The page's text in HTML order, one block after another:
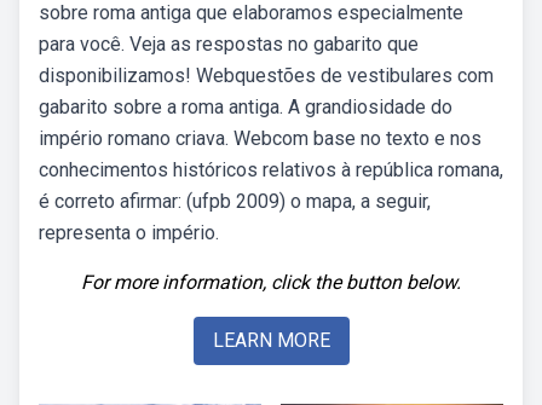
sobre roma antiga que elaboramos especialmente
para você. Veja as respostas no gabarito que
disponibilizamos! Webquestões de vestibulares com
gabarito sobre a roma antiga. A grandiosidade do
império romano criava. Webcom base no texto e nos
conhecimentos históricos relativos à república romana,
é correto afirmar: (ufpb 2009) o mapa, a seguir,
representa o império.
For more information, click the button below.
LEARN MORE